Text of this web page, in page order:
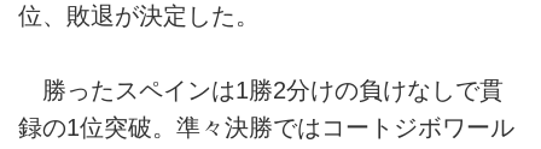
位、敗退が決定した。
勝ったスペインは1勝2分けの負けなしで貫
録の1位突破。準々決勝ではコートジボワール